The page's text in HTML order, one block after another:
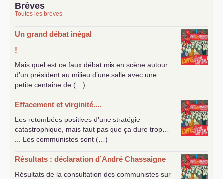
Brèves
Toutes les brèves
Un grand débat inégal
!
Mais quel est ce faux débat mis en scène autour
d’un président au milieu d’une salle avec une
petite centaine de (…)
Effacement et virginité....
Les retombées positives d’une stratégie
catastrophique, mais faut pas que ça dure trop…
... Les communistes sont (…)
Résultats : déclaration d’André Chassaigne
Résultats de la consultation des communistes sur